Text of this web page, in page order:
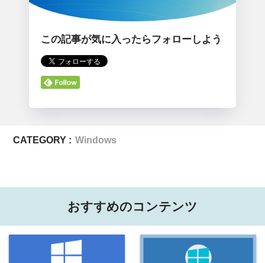
この記事が気に入ったらフォローしよう
CATEGORY : Windows
おすすめのコンテンツ